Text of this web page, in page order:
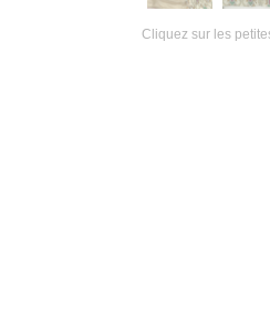
Cliquez sur les